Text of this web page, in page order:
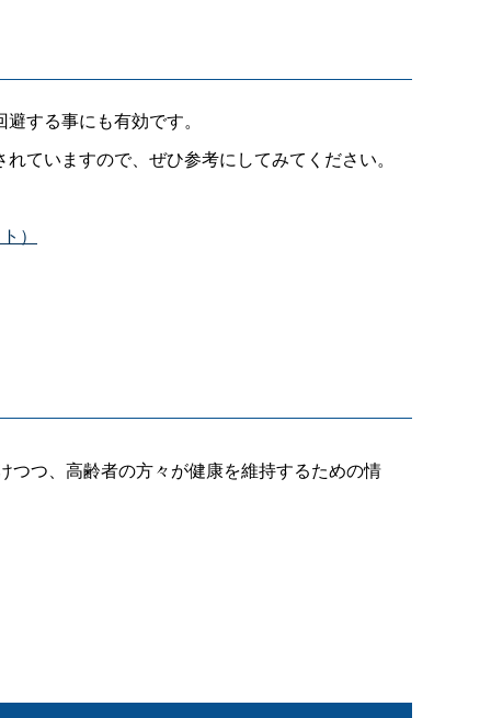
する事にも有効です。
ていますので、ぜひ参考にしてみてください。
）
つつ、高齢者の方々が健康を維持するための情